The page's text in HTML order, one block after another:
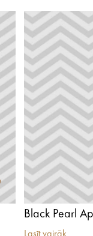
Black Pearl